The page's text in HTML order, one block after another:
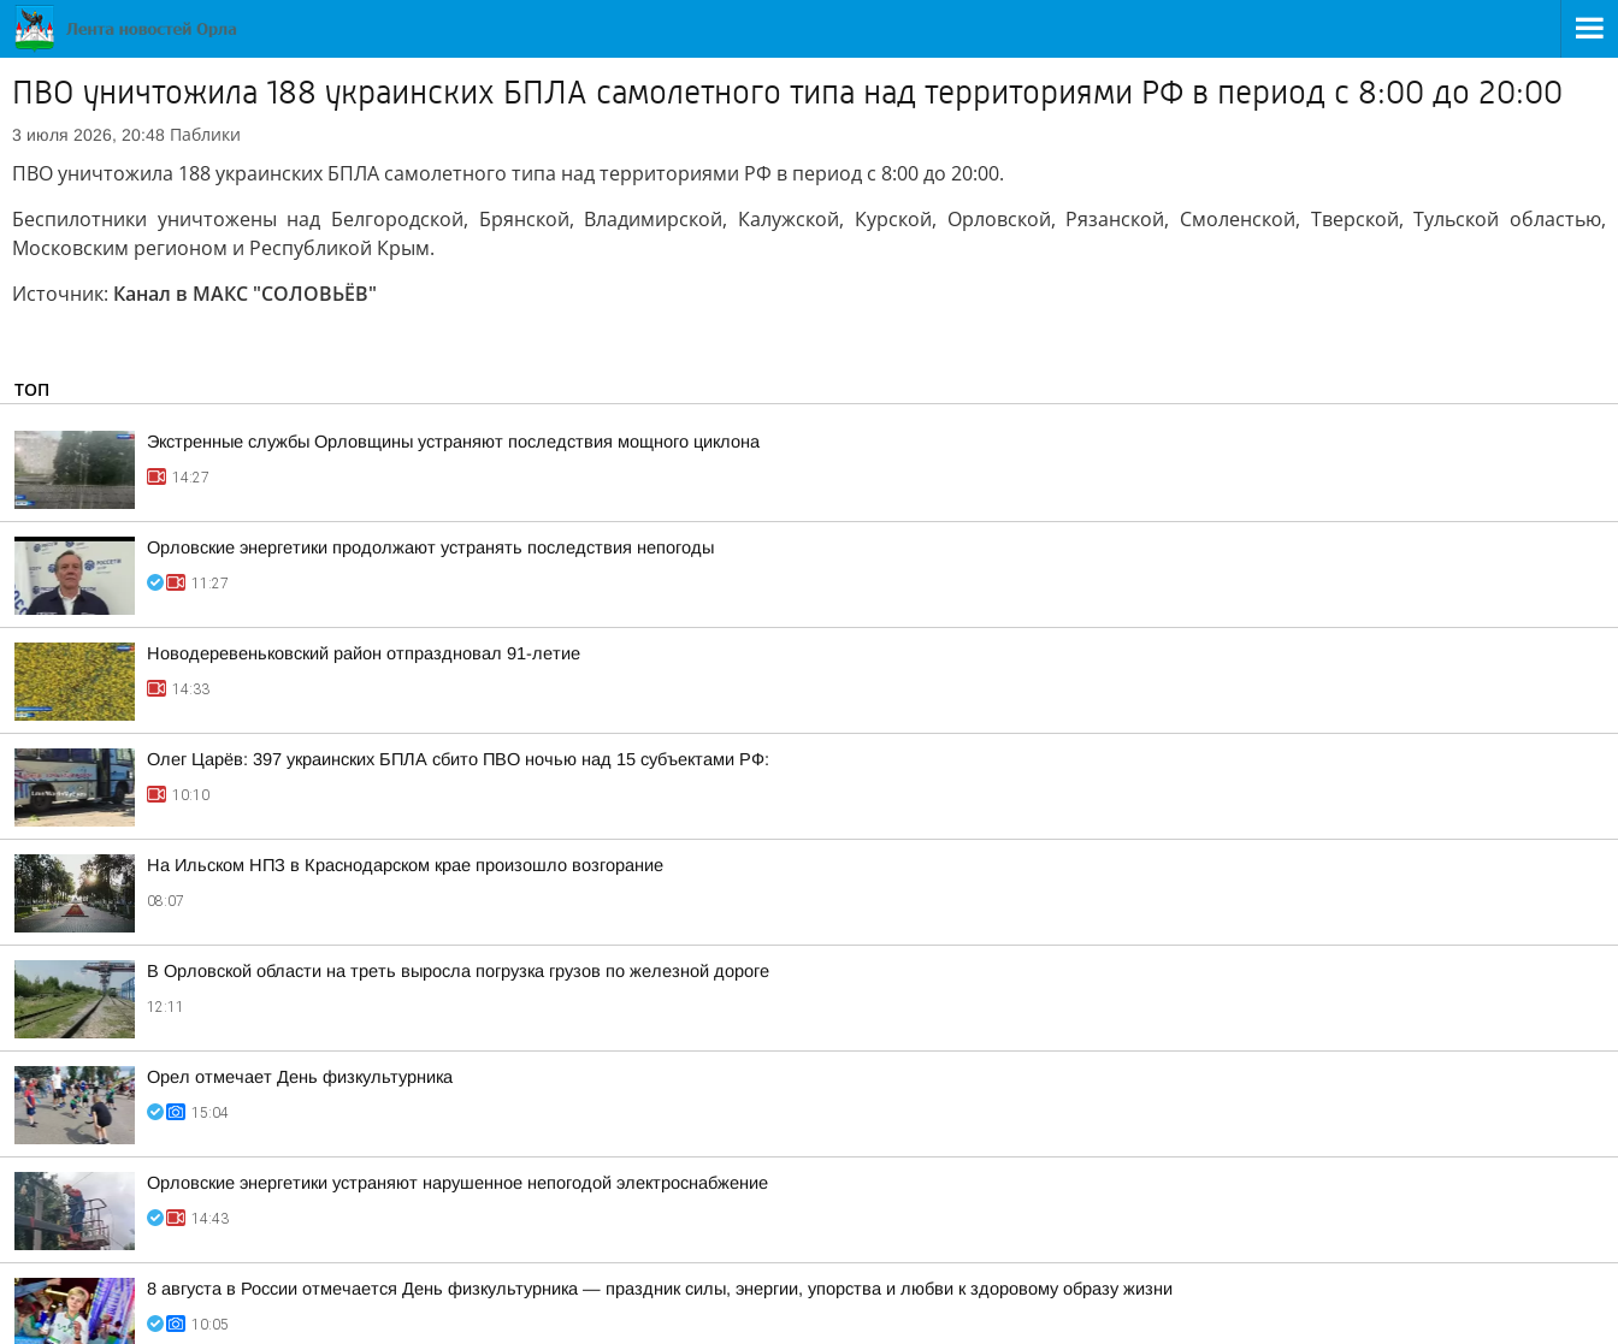
ПВО уничтожила 188 украинских БПЛА самолетного типа над территориями РФ в период с 8:00 до 20:00
3 июля 2026, 20:48 Паблики
ПВО уничтожила 188 украинских БПЛА самолетного типа над территориями РФ в период с 8:00 до 20:00.
Беспилотники уничтожены над Белгородской, Брянской, Владимирской, Калужской, Курской, Орловской, Рязанской, Смоленской, Тверской, Тульской областью,
Московским регионом и Республикой Крым.
Источник: Канал в МАКС "СОЛОВЬЁВ"
ТОП
Экстренные службы Орловщины устраняют последствия мощного циклона
14:27
Орловские энергетики продолжают устранять последствия непогоды
11:27
Новодеревеньковский район отпраздновал 91-летие
14:33
Олег Царёв: 397 украинских БПЛА сбито ПВО ночью над 15 субъектами РФ:
10:10
На Ильском НПЗ в Краснодарском крае произошло возгорание
08:07
В Орловской области на треть выросла погрузка грузов по железной дороге
12:11
Орел отмечает День физкультурника
15:04
Орловские энергетики устраняют нарушенное непогодой электроснабжение
14:43
8 августа в России отмечается День физкультурника — праздник силы, энергии, упорства и любви к здоровому образу жизни
10:05